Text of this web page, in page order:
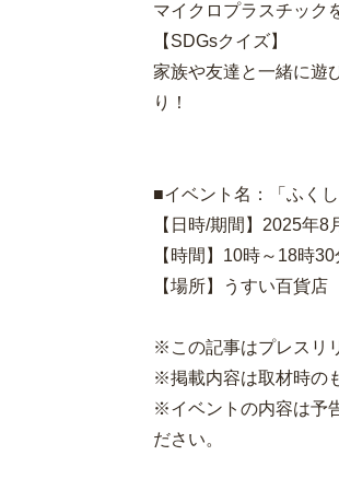
マイクロプラスチック
【SDGsクイズ】
家族や友達と一緒に遊
り！
■イベント名：「ふく
【日時/期間】2025年8
【時間】10時～18時
【場所】うすい百貨店
※この記事はプレス
※掲載内容は取材時の
※イベントの内容は予
ださい。